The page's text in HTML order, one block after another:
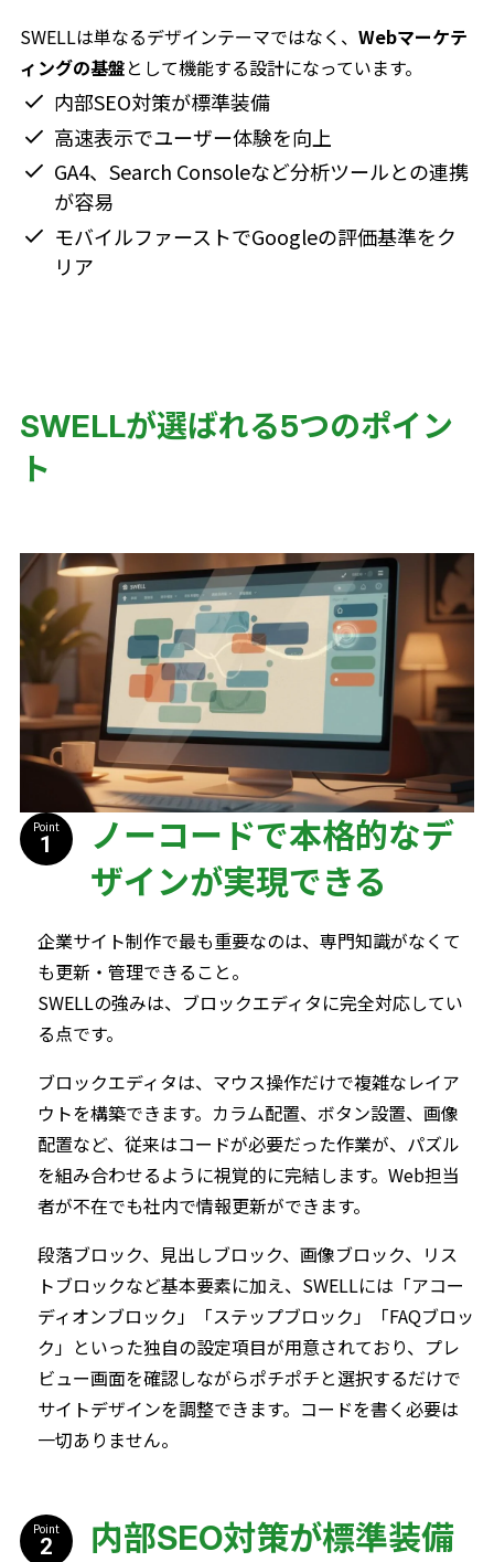
SWELLは単なるデザインテーマではなく、 Webマーケテ
ィングの基盤として機能する設計になっています。
内部SEO対策が標準装備
高速表示でユーザー体験を向上
GA4、Search Consoleなど分析ツールとの連携
が容易
モバイルファーストでGoogleの評価基準をク
リア
SWELLが選ばれる5つのポイン
ト
Point
ノーコードで本格的なデ
ザインが実現できる
企業サイト制作で最も重要なのは、専門知識がなくて
も更新・管理できること。
SWELLの強みは、ブロックエディタに完全対応してい
る点です。
ブロックエディタは、マウス操作だけで複雑なレイア
ウトを構築できます。カラム配置、ボタン設置、画像
配置など、従来はコードが必要だった作業が、パズル
を組み合わせるように視覚的に完結します。Web担当
者が不在でも社内で情報更新ができます。
段落ブロック、見出しブロック、画像ブロック、リス
トブロックなど基本要素に加え、SWELLには「アコー
ディオンブロック」「ステップブロック」「FAQブロッ
ク」といった独自の設定項目が用意されており、プレ
ビュー画面を確認しながらポチポチと選択するだけで
サイトデザインを調整できます。コードを書く必要は
一切ありません。
Point
内部SEO対策が標準装備